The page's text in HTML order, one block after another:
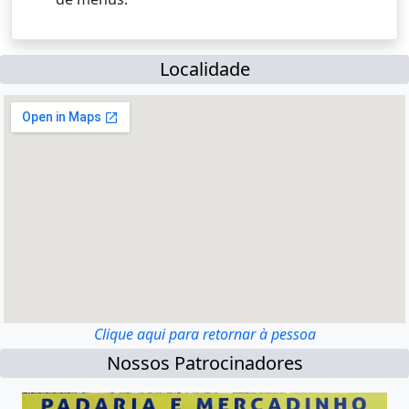
Localidade
Clique aqui para retornar à pessoa
Nossos Patrocinadores